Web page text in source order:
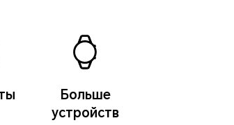
Больше
устройств